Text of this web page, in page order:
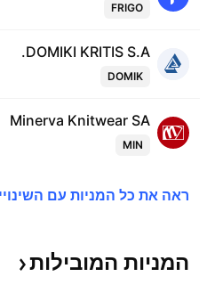
FRIGO
DOMIKI KRITIS S.A.
DOMIK
Minerva Knitwear SA
MIN
ראה את כל המניות עם
המניות המובילות